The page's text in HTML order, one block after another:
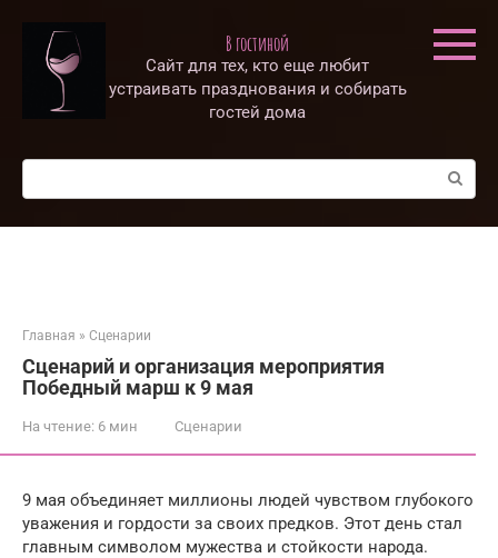
контенту
В гостиной
Сайт для тех, кто еще любит
устраивать празднования и собирать
гостей дома
Поиск:
Главная » Сценарии
Сценарий и организация мероприятия
Победный марш к 9 мая
На чтение: 6 мин Сценарии
9 мая объединяет миллионы людей чувством глубокого
уважения и гордости за своих предков. Этот день стал
главным символом мужества и стойкости народа.